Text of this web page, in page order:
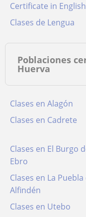
Certificate in English
Clases de Lengua
Poblaciones
Huerva
Clases en Alagón
Clases en Cadrete
Clases en El Burgo
Ebro
Clases en La Puebla
Alfindén
Clases en Utebo